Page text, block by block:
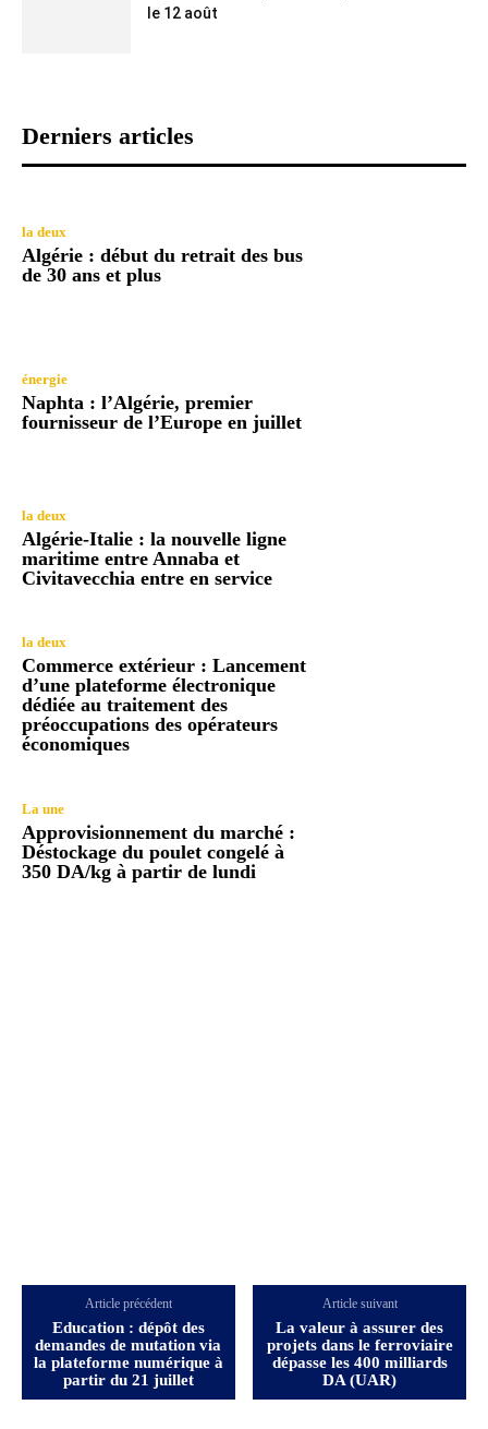
le 12 août
Derniers articles
la deux
Algérie : début du retrait des bus
de 30 ans et plus
énergie
Naphta : l’Algérie, premier
fournisseur de l’Europe en juillet
la deux
Algérie-Italie : la nouvelle ligne
maritime entre Annaba et
Civitavecchia entre en service
la deux
Commerce extérieur : Lancement
d’une plateforme électronique
dédiée au traitement des
préoccupations des opérateurs
économiques
La une
Approvisionnement du marché :
Déstockage du poulet congelé à
350 DA/kg à partir de lundi
Article précédent
Education : dépôt des
demandes de mutation via
la plateforme numérique à
partir du 21 juillet
Article suivant
La valeur à assurer des
projets dans le ferroviaire
dépasse les 400 milliards
DA (UAR)